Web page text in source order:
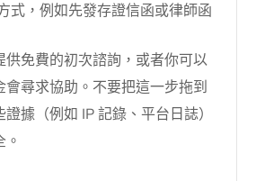
式，例如先發存證信函或律師函
供免費的初次諮詢，或者你可以
會尋求協助。不要把這一步拖到
據（例如 IP 記錄、平台日誌）